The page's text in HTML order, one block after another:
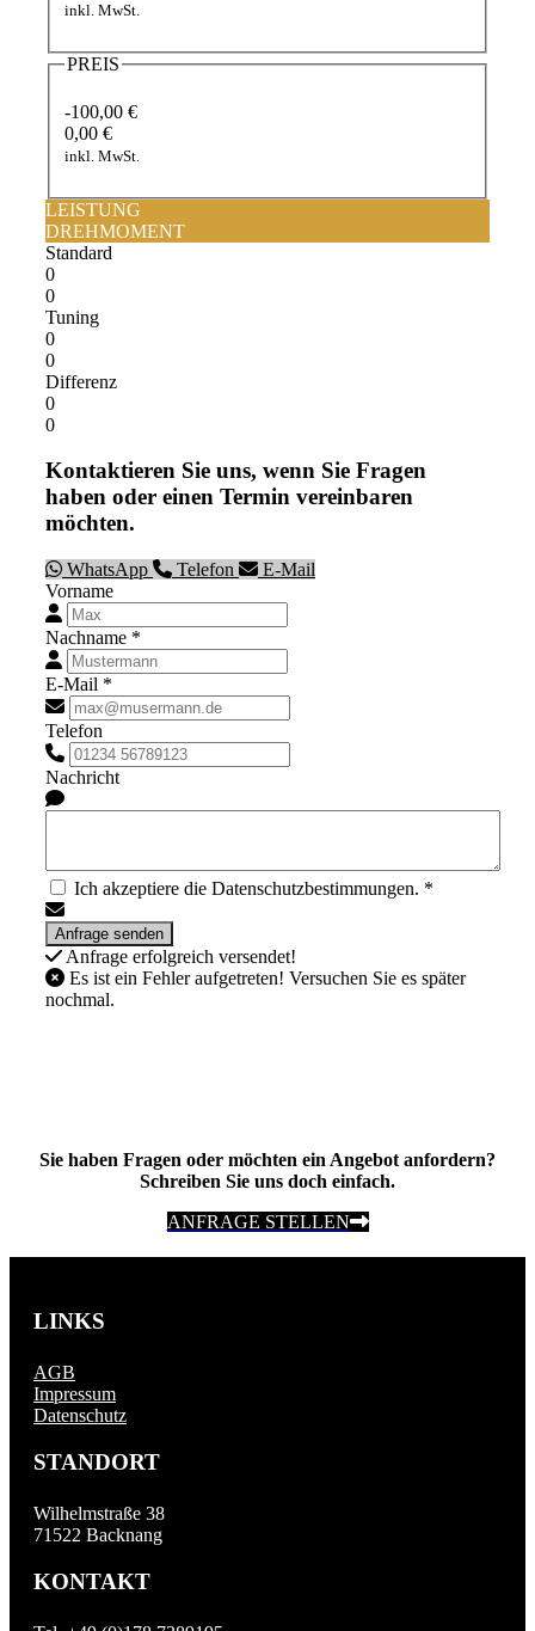
inkl. MwSt.
PREIS
-100,00 €
0,00 €
inkl. MwSt.
LEISTUNG
DREHMOMENT
Standard
0
0
Tuning
0
0
Differenz
0
0
Kontaktieren Sie uns, wenn Sie Fragen
haben oder einen Termin vereinbaren
möchten.
WhatsApp Telefon
E-Mail
Vorname
Nachname *
E-Mail *
Telefon
Nachricht
Ich akzeptiere die Datenschutzbestimmungen. *
Anfrage erfolgreich versendet!
Es ist ein Fehler aufgetreten! Versuchen Sie es später
nochmal.
Sie haben Fragen oder möchten ein Angebot anfordern?
Schreiben Sie uns doch einfach.
ANFRAGE STELLEN
LINKS
AGB
Impressum
Datenschutz
STANDORT
Wilhelmstraße 38
71522 Backnang
KONTAKT